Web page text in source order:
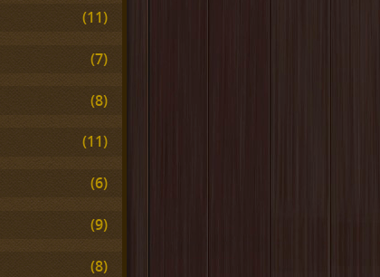
(11)
(7)
(8)
(11)
(6)
(9)
(8)